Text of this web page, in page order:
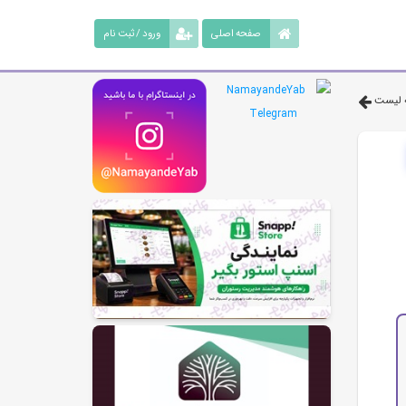
ورود / ثبت نام صفحه اصلی
لیست